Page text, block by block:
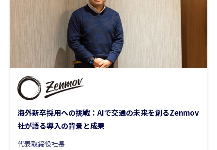
海外新卒採用への挑戦：AIで交通の未来を創るZenmov
社が語る導入の背景と成果
代表取締役社長